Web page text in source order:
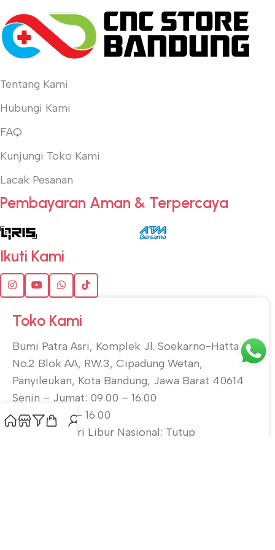
Tentang Kami
Hubungi Kami
FAQ
Kunjungi Toko Kami
Lacak Pesanan
Pembayaran Aman & Terpercaya
Ikuti Kami
Toko Kami
Bumi Patra Asri, Komplek Jl. Soekarno-Hatta
No.2 Blok AA, RW.3, Cipadung Wetan,
Panyileukan, Kota Bandung, Jawa Barat 40614
Senin – Jumat: 09.00 – 16.00
Sabtu: 10.00 – 16.00
Minggu & Hari Libur Nasional: Tutup